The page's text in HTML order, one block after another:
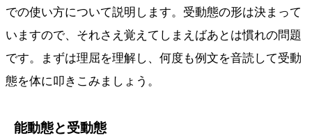
での使い方について説明します。受動態の形は決まって
いますので、それさえ覚えてしまえばあとは慣れの問題
です。まずは理屈を理解し、何度も例文を音読して受動
態を体に叩きこみましょう。
能動態と受動態